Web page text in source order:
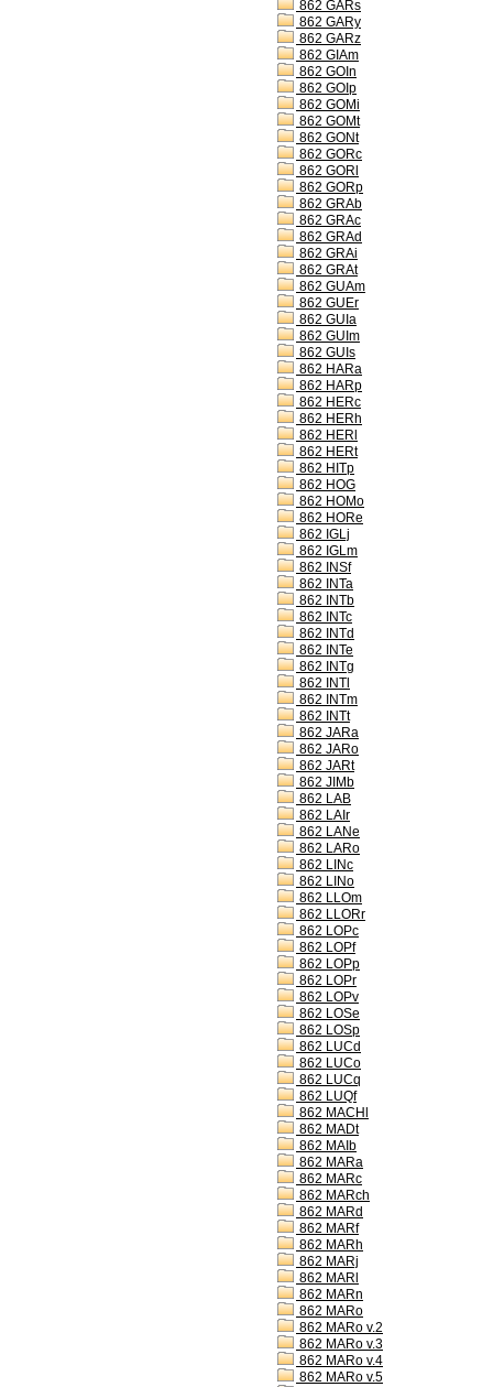
862 GARs
862 GARy
862 GARz
862 GIAm
862 GOIn
862 GOIp
862 GOMi
862 GOMt
862 GONt
862 GORc
862 GORl
862 GORp
862 GRAb
862 GRAc
862 GRAd
862 GRAi
862 GRAt
862 GUAm
862 GUEr
862 GUIa
862 GUIm
862 GUIs
862 HARa
862 HARp
862 HERc
862 HERh
862 HERl
862 HERt
862 HITp
862 HOG
862 HOMo
862 HORe
862 IGLj
862 IGLm
862 INSf
862 INTa
862 INTb
862 INTc
862 INTd
862 INTe
862 INTg
862 INTl
862 INTm
862 INTt
862 JARa
862 JARo
862 JARt
862 JIMb
862 LAB
862 LAIr
862 LANe
862 LARo
862 LINc
862 LINo
862 LLOm
862 LLORr
862 LOPc
862 LOPf
862 LOPp
862 LOPr
862 LOPv
862 LOSe
862 LOSp
862 LUCd
862 LUCo
862 LUCq
862 LUQf
862 MACHl
862 MADt
862 MAIb
862 MARa
862 MARc
862 MARch
862 MARd
862 MARf
862 MARh
862 MARj
862 MARl
862 MARn
862 MARo
862 MARo v.2
862 MARo v.3
862 MARo v.4
862 MARo v.5